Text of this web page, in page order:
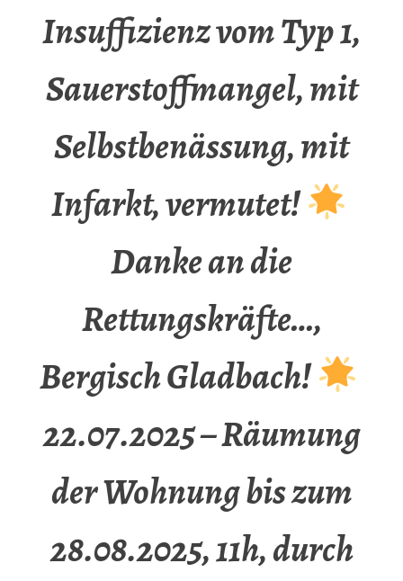
Insuffizienz vom Typ 1,
Sauerstoffmangel, mit
Selbstbenässung, mit
Infarkt, vermutet!
Danke an die
Rettungskräfte…,
Bergisch Gladbach!
22.07.2025 – Räumung
der Wohnung bis zum
28.08.2025, 11h, durch